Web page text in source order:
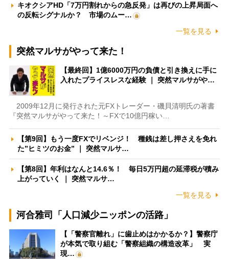
キオクシアHD「7万円割れからの急反発」は再びの上昇局面へ
の反転シグナルか？ 市場のムー…
一覧を見る
突然マルサがやって来た！
【最終回】1億6000万円の負債と引き換えに手に
入れたプライスレスな経験 ｜ 突然マルサがや…
2009年12月に発行された元FXトレーダー・磯貝清明氏の著書
『突然マルサがやって来た！～FXで10億円稼い…
【第9回】もう一度FXでリベンジ！ 種銭は差し押さえを免れ
た”ヒミツのお金” ｜ 突然マルサ…
【第8回】年利はなんと14.6％！ 毎日5万円超の延滞税が積み
上がっていく ｜ 突然マルサ…
一覧を見る
河合雅司「人口減少ニッポンの活路」
【「警察官離れ」に歯止めはかかるか？】警察庁
が本気で取り組む「警察組織の構造改革」 実
現…